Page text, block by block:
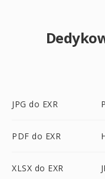
JPG do EXR
PDF do EXR
XLSX do EXR